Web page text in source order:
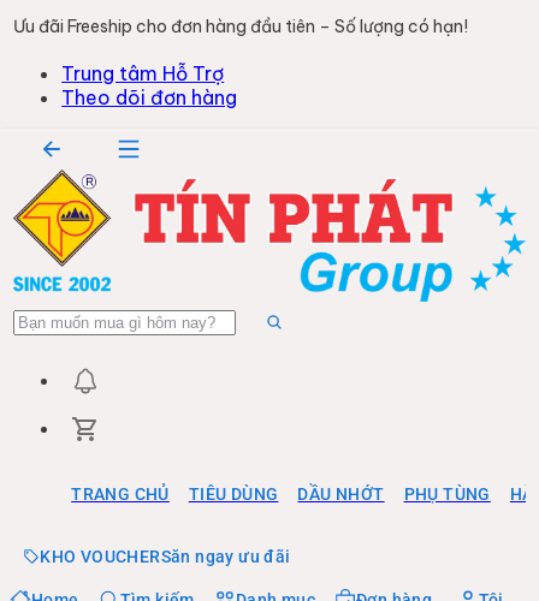
Ưu đãi Freeship cho đơn hàng đầu tiên – Số lượng có hạn!
Trung tâm Hỗ Trợ
Theo dõi đơn hàng
TRANG CHỦ TIÊU DÙNG DẦU NHỚT PHỤ TÙNG
KHO VOUCHERSăn ngay ưu đãi